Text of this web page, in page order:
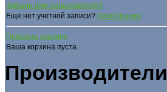
Забыли имя пользователя?
Еще нет учетной записи? Регистрация
Показать корзину
Ваша корзина пуста.
Производители